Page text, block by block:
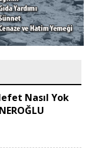
Nasıl Yok